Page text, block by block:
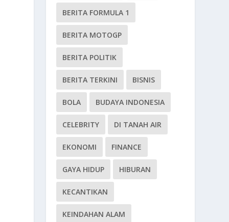
BERITA FORMULA 1
BERITA MOTOGP
BERITA POLITIK
BERITA TERKINI BISNIS
BOLA BUDAYA INDONESIA
CELEBRITY DI TANAH AIR
EKONOMI FINANCE
GAYA HIDUP HIBURAN
KECANTIKAN
KEINDAHAN ALAM